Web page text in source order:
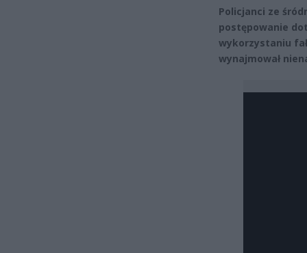
Policjanci ze
postępowanie
wykorzystaniu
wynajmował